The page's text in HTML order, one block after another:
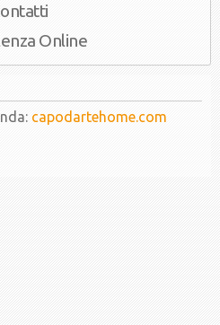
Online
capodartehome.com